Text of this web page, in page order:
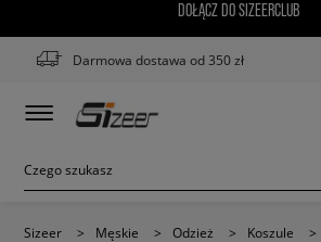
DOŁĄCZ DO SIZEERCLUB
Darmowa dostawa od 350 zł
Sizeer > Męskie > Odzież > Koszule
>